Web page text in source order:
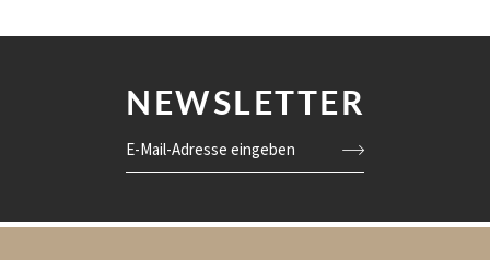
NEWSLETTER
E-Mail-Adresse eingeben